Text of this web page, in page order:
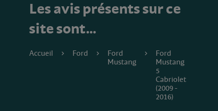
Les avis présents sur ce
site sont…
Accueil Ford
Ford
Mustang
Ford
Mustang
5
Cabriolet
(2009 -
2016)